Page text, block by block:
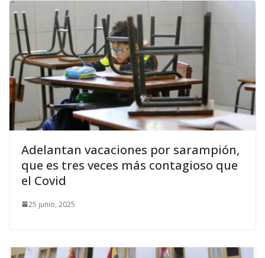
Adelantan vacaciones por sarampión,
que es tres veces más contagioso que
el Covid
25 junio, 2025